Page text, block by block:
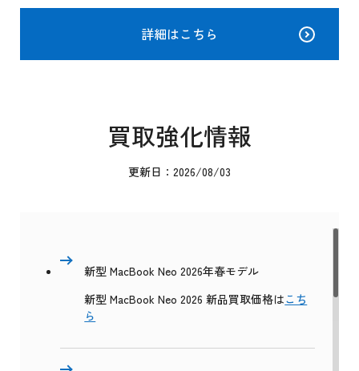
詳細はこちら
買取強化情報
更新日：2026/08/03
新型 MacBook Neo 2026年春モデル
新型 MacBook Neo 2026 新品買取価格はこち
ら